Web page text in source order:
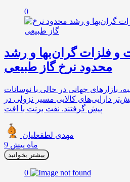
0
و فلزات گران‌بها و رشد
محدود نرخ گاز طبیعی
بازارهای جهانی در حالی با نوسانات
دارایی‌های کالایی مسیر نزولی در
پیش گرفتند. نفت برنت با افت
مهدی لطفعلیان
9 ماه پیش
بیشتر بخوانید
0